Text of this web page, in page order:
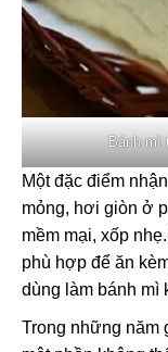
Bánh
Một đặc điểm
mỏng, hơi giòn ở
mềm mại, xốp
phù hợp để ăn
dùng làm bánh mì
Trong những năm